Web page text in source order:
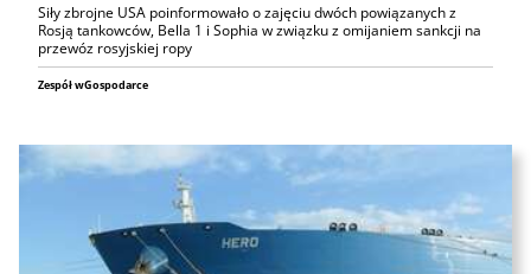
Siły zbrojne USA poinformowało o zajęciu dwóch powiązanych z
Rosją tankowców, Bella 1 i Sophia w związku z omijaniem sankcji na
przewóz rosyjskiej ropy
Zespół wGospodarce